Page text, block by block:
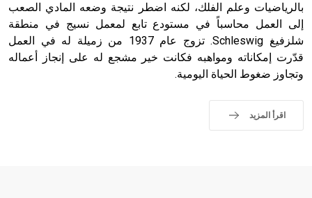
بالرياضيات وعلم الفلك، لكنه اضطر نتيجة وضعه المادي الصعب
إلى العمل محاسباً في مستودع تابع لمعمل نسيج في منطقة
شلزفيغ Schleswig. تزوج عام 1937 من زميلة له في العمل
قدّرت إمكاناته ومواهبه فكانت خير مشجع له على إنجاز أعماله
وتجاوز ضغوط الحياة اليومية.
اقرأ المزيد